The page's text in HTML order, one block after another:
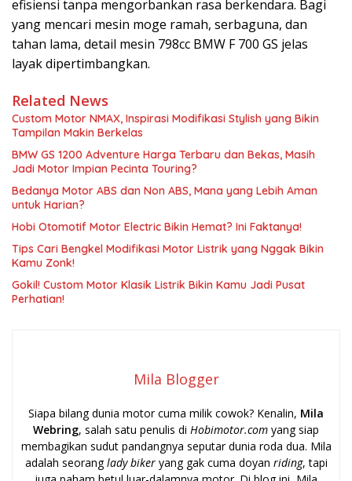
efisiensi tanpa mengorbankan rasa berkendara. Bagi
yang mencari mesin moge ramah, serbaguna, dan
tahan lama, detail mesin 798cc BMW F 700 GS jelas
layak dipertimbangkan.
Related News
Custom Motor NMAX, Inspirasi Modifikasi Stylish yang Bikin
Tampilan Makin Berkelas
BMW GS 1200 Adventure Harga Terbaru dan Bekas, Masih
Jadi Motor Impian Pecinta Touring?
Bedanya Motor ABS dan Non ABS, Mana yang Lebih Aman
untuk Harian?
Hobi Otomotif Motor Electric Bikin Hemat? Ini Faktanya!
Tips Cari Bengkel Modifikasi Motor Listrik yang Nggak Bikin
Kamu Zonk!
Gokil! Custom Motor Klasik Listrik Bikin Kamu Jadi Pusat
Perhatian!
Mila Blogger
Siapa bilang dunia motor cuma milik cowok? Kenalin, Mila
Webring, salah satu penulis di Hobimotor.com yang siap
membagikan sudut pandangnya seputar dunia roda dua. Mila
adalah seoranglady bikeryang gak cuma doyan riding, tapi